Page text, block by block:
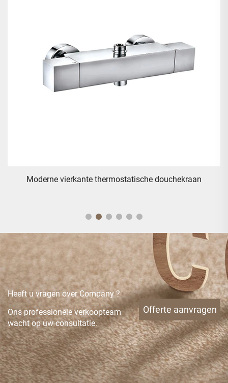
Vierkant 304 roestvrijstalen regen doucher
Heeft u vragen over Company ?
Ons professionele verkoopteam
wacht op uw consultatie.
Offerte aanvragen